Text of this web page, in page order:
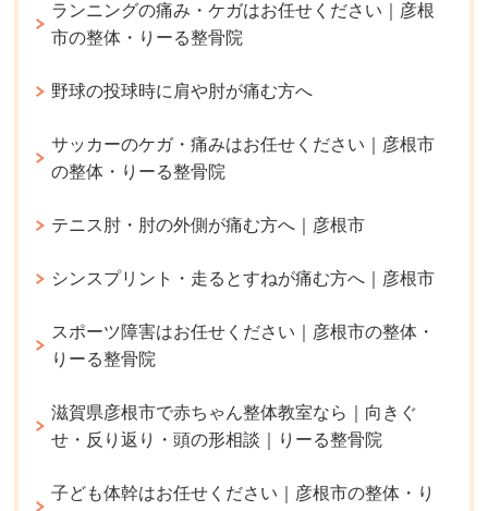
ランニングの痛み・ケガはお任せください｜彦根
市の整体・りーる整骨院
野球の投球時に肩や肘が痛む方へ
サッカーのケガ・痛みはお任せください｜彦根市
の整体・りーる整骨院
テニス肘・肘の外側が痛む方へ｜彦根市
シンスプリント・走るとすねが痛む方へ｜彦根市
スポーツ障害はお任せください｜彦根市の整体・
りーる整骨院
滋賀県彦根市で赤ちゃん整体教室なら｜向きぐ
せ・反り返り・頭の形相談｜りーる整骨院
子ども体幹はお任せください｜彦根市の整体・り